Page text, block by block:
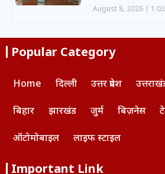
August 8, 2026
Popular Category
Home दिल्ली उत्तर प्रदेश
बिहार झारखंड जुर्म बिज़नेस
ऑटोमोबाइल लाइफ स्टाइल
Important Link